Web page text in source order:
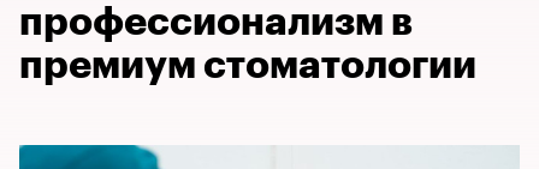
профессионализм в
премиум стоматологии